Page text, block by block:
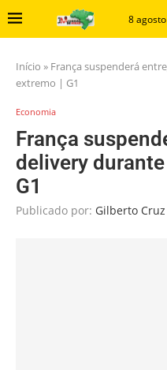
8
Início » França suspenderá
extremo | G1
Economia
França
delivery
G1
Publicado por: Gilberto Cruz